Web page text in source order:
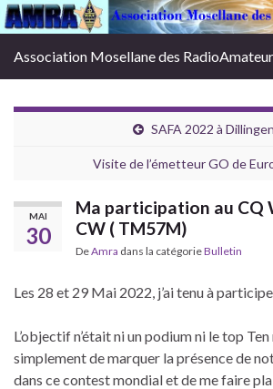
Association Mosellane des
SAFA 2022 à Dillingen
Visite de l’émetteur GO de
MAI
30
Ma participation au CQ
CW ( TM57M)
DeAmra dans la catégorieBulletin
Les 28 et 29 Mai 2022, j’ai tenu à
L’objectif n’était ni un podium ni le top
simplement de marquer la présence de
dans ce contest mondial et de me faire